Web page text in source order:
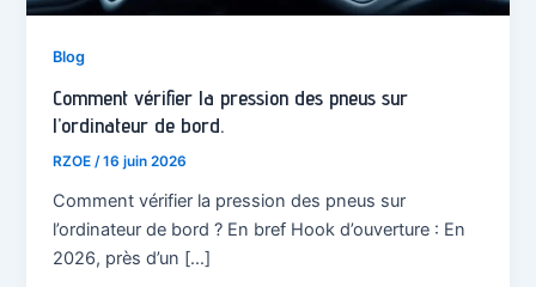
Blog
Comment vérifier la pression des pneus sur
l’ordinateur de bord.
RZOE/16 juin 2026
Comment vérifier la pression des pneus sur
l’ordinateur de bord ? En bref Hook d’ouverture : En
2026, près d’un […]